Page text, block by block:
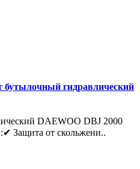
бутылочный гидравлический
DAEWOO DBJ 2000
Защита от скольжени..